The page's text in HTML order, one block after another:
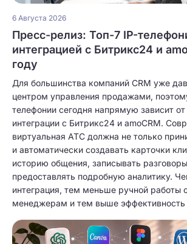
6 Августа 2026
Пресс-релиз: Топ-7 IP-
интеграцией с Битрикс24 и
году
Для большинства компаний CRM уже
центром управления продажами,
телефонии сегодня напрямую зависит от
интеграции с Битрикс24 и amoCRM.
виртуальная АТС должна не только
и автоматически создавать карточки
историю общения, записывать
предоставлять подробную аналитику.
интеграция, тем меньше ручной работы
менеджерам и тем выше эффективность